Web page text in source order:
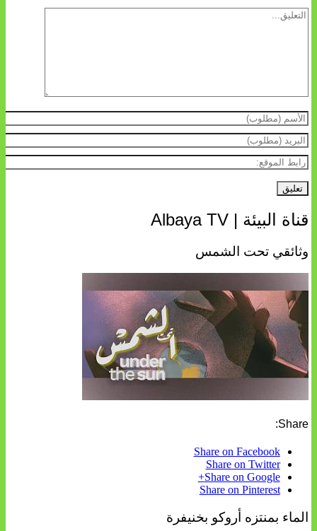
قناة البيئة | Albaya TV
وثائقي تحت الشمس
Share:
Share on Facebook
Share on Twitter
Share on Google+
Share on Pinterest
الماء بمنتزه أروكو بخنيفرة